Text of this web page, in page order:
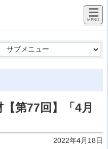
第77回】「4月
2022年4月18日